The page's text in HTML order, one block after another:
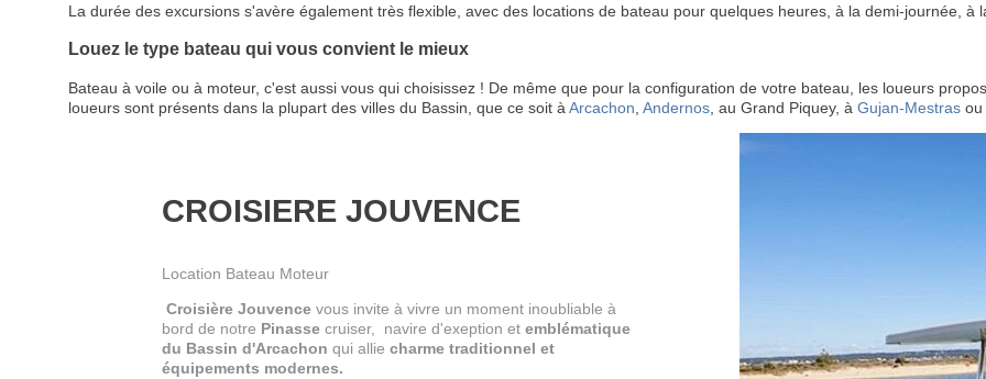
La durée des excursions s'avère également très flexible, avec des locations de bateau pour quelques heures, à la demi-journée, à
Louez le type bateau qui vous convient le mieux
Bateau à voile ou à moteur, c'est aussi vous qui choisissez ! De même que pour la configuration de votre bateau, les loueurs
loueurs sont présents dans la plupart des villes du Bassin, que ce soit à Arcachon Andernos , au Grand Piquey, à Gujan-Mestras ou
CROISIERE JOUVENCE
Location Bateau Moteur
Croisière Jouvence vous invite à vivre un moment inoubliable à
bord de notre Pinasse cruiser, navire d'exeption et emblématique
du Bassin d'Arcachon qui allie charme traditionnel et
équipements modernes.